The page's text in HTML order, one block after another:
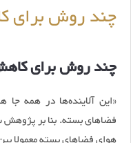
چند روش برای
چند روش برای
«این آلاینده‌ها در همه‌
فضاهای بسته. بنا بر پژوهش